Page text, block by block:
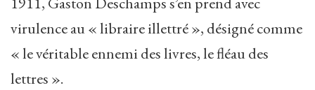
virulence au « libraire illettré », désigné comme
« le véritable ennemi des livres, le fléau des
lettres ».